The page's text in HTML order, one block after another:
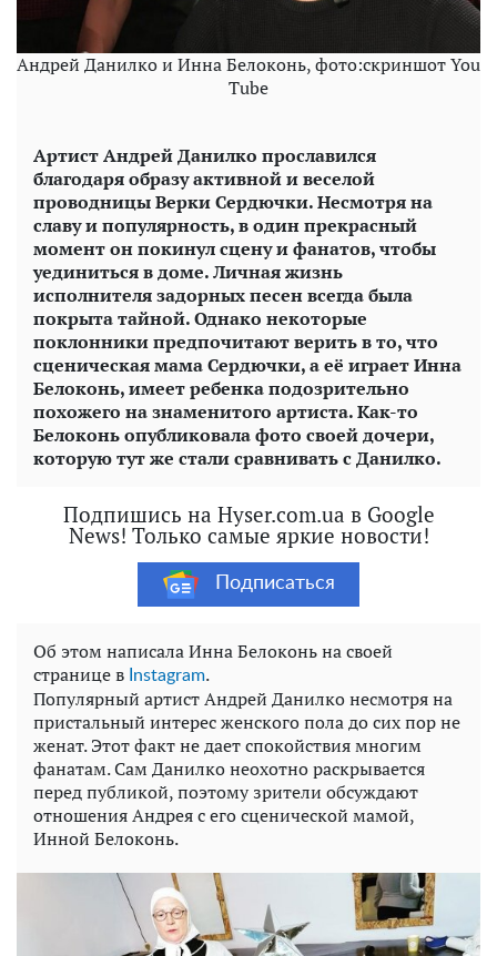
Андрей Данилко и Инна Белоконь, фото:скриншот You
Tube
Артист Андрей Данилко прославился
благодаря образу активной и веселой
проводницы Верки Сердючки. Несмотря на
славу и популярность, в один прекрасный
момент он покинул сцену и фанатов, чтобы
уединиться в доме. Личная жизнь
исполнителя задорных песен всегда была
покрыта тайной. Однако некоторые
поклонники предпочитают верить в то, что
сценическая мама Сердючки, а её играет Инна
Белоконь, имеет ребенка подозрительно
похожего на знаменитого артиста. Как-то
Белоконь опубликовала фото своей дочери,
которую тут же стали сравнивать с Данилко.
Подпишись на Hyser.com.ua в Google
News! Только самые яркие новости!
Подписаться
Об этом написала Инна Белоконь на своей
странице в Іnstagram.
Популярный артист Андрей Данилко несмотря на
пристальный интерес женского пола до сих пор не
женат. Этот факт не дает спокойствия многим
фанатам. Сам Данилко неохотно раскрывается
перед публикой, поэтому зрители обсуждают
отношения Андрея с его сценической мамой,
Инной Белоконь.